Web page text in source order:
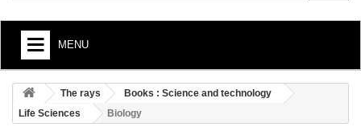
MENU
+
BOOKS : ARTS AND SOCIETY
+
BOOKS : LITERATURE
The rays
Books : Science and technology
Life Sciences
Biology